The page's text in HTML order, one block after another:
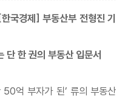
경제] 부동산부 전형진 기
단 한 권의 부동산 입문서
억 부자가 된’ 류의 부동산